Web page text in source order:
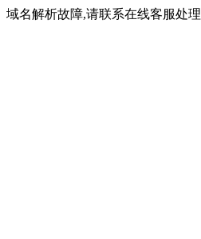
域名解析故障,请联系在线客服处理